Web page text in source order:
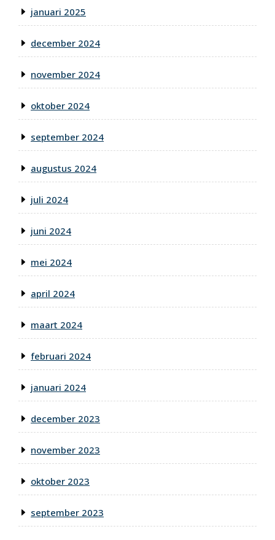
januari 2025
december 2024
november 2024
oktober 2024
september 2024
augustus 2024
juli 2024
juni 2024
mei 2024
april 2024
maart 2024
februari 2024
januari 2024
december 2023
november 2023
oktober 2023
september 2023